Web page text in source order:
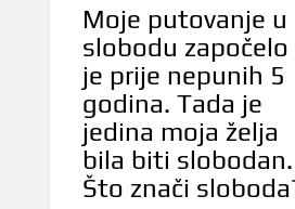
Moje putovanje u
slobodu započelo
je prije nepunih 5
godina. Tada je
jedina moja želja
bila biti slobodan.
Što znači